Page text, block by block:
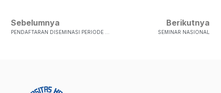
Sebelumnya Berikutnya
SEMINAR NASIONAL